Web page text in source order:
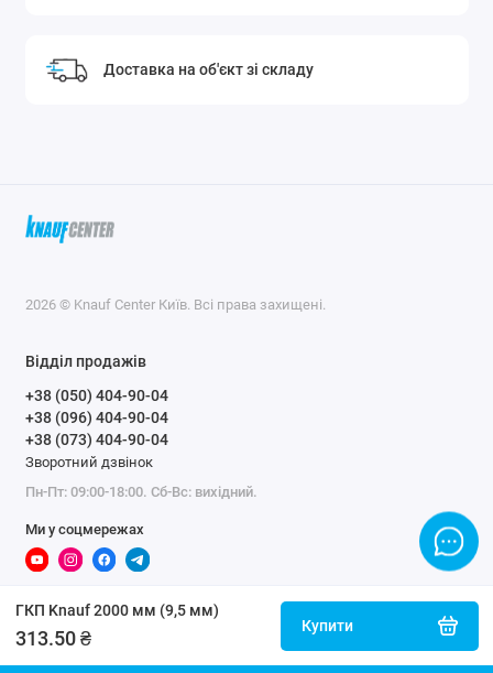
ГКП Knauf 2000 мм (9,5 мм)
313.50 ₴
Купити
Доставка на об'єкт зі складу
2026 © Knauf Center Київ. Всі права захищені.
Відділ продажів
+38 (050) 404-90-04
+38 (096) 404-90-04
+38 (073) 404-90-04
Зворотний дзвінок
Пн-Пт: 09:00-18:00. Сб-Вс: вихідний.
Ми у соцмережах